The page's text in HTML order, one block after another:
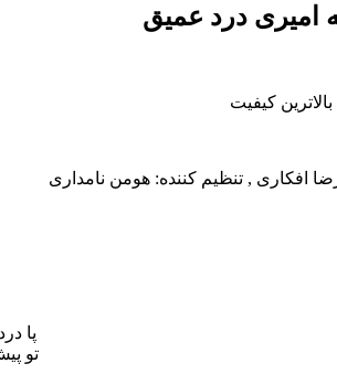
امیری درد عمیق
بالاترین کیفیت
افکاری , تنظیم کننده: هومن نامداری
پا
تو